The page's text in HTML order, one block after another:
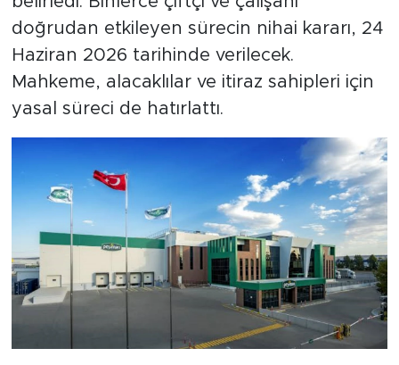
doğrudan etkileyen sürecin nihai kararı, 24
Haziran 2026 tarihinde verilecek.
Mahkeme, alacaklılar ve itiraz sahipleri için
yasal süreci de hatırlattı.